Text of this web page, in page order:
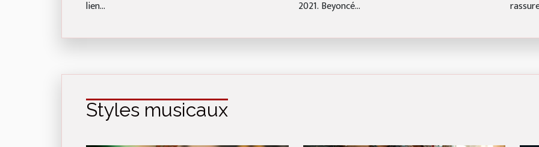
lien... 2021. Beyoncé...
Styles musicaux